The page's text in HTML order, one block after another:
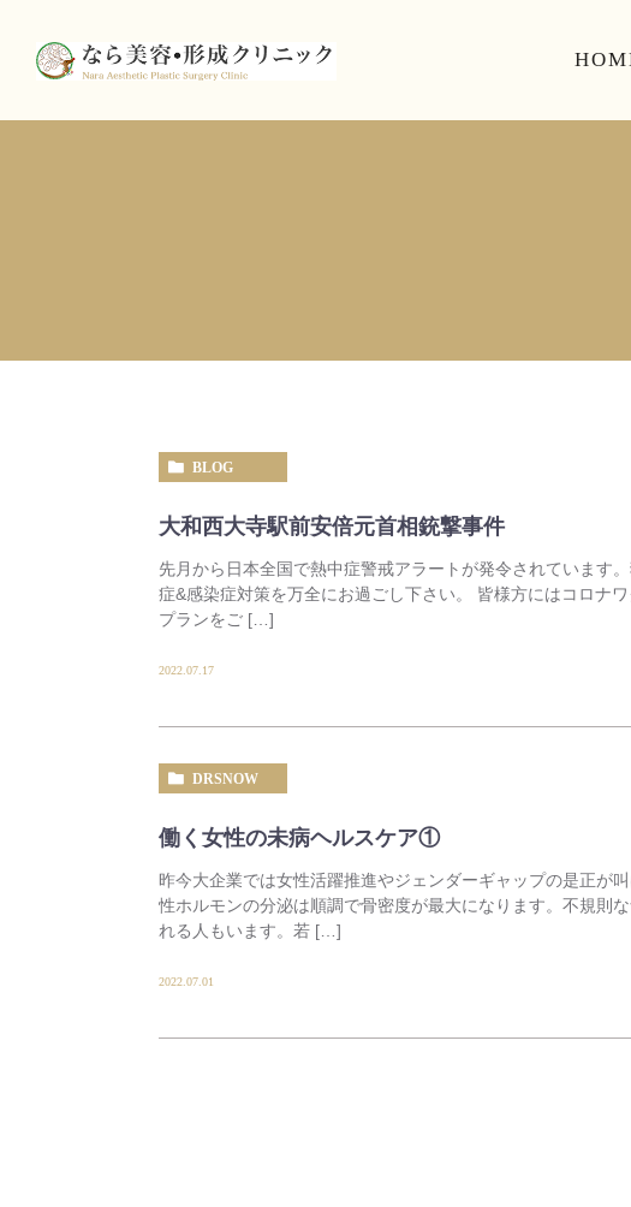
BLOG
大和西大寺駅前安倍元首相銃撃事件
先月から日本全国で熱中症警戒アラートが発令されています
症&感染症対策を万全にお過ごし下さい。 皆様方にはコロナ
プランをご […]
2022.07.17
DRSNOW
働く女性の未病ヘルスケア①
昨今大企業では女性活躍推進やジェンダーギャップの是正が
性ホルモンの分泌は順調で骨密度が最大になります。不規則
れる人もいます。若 […]
2022.07.01